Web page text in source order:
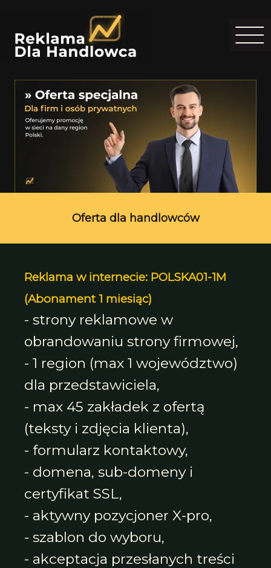
Oferta dla handlowców
Reklama w internecie: POLSKA01-1M
(Abonament 1 miesiąc)
- strony reklamowe w
obrandowaniu strony firmowej,
- 1 region (max 1 województwo)
dla przedstawiciela,
- max 45 zakładek z ofertą
(teksty i zdjęcia klienta),
- formularz kontaktowy,
- domena, sub-domeny i
certyfikat SSL,
- aktywny pozycjoner X-pro,
- szablon do wyboru,
- akceptacja przesłanych treści